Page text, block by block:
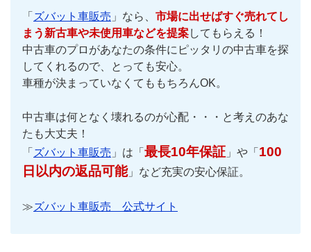
「 ズバット車販売 」なら、 市場に出せばすぐ売れてし
まう新古車や未使用車などを提案してもらえる！
中古車のプロがあなたの条件にピッタリの中古車を探
してくれるので、とっても安心。
車種が決まっていなくてももちろんOK。
中古車は何となく壊れるのが心配・・・と考えのあな
たも大丈夫！
「 ズバット車販売 」は「 最長10年保証 」や「 100
日以内の返品可能」など充実の安心保証。
≫ズバット車販売 公式サイト